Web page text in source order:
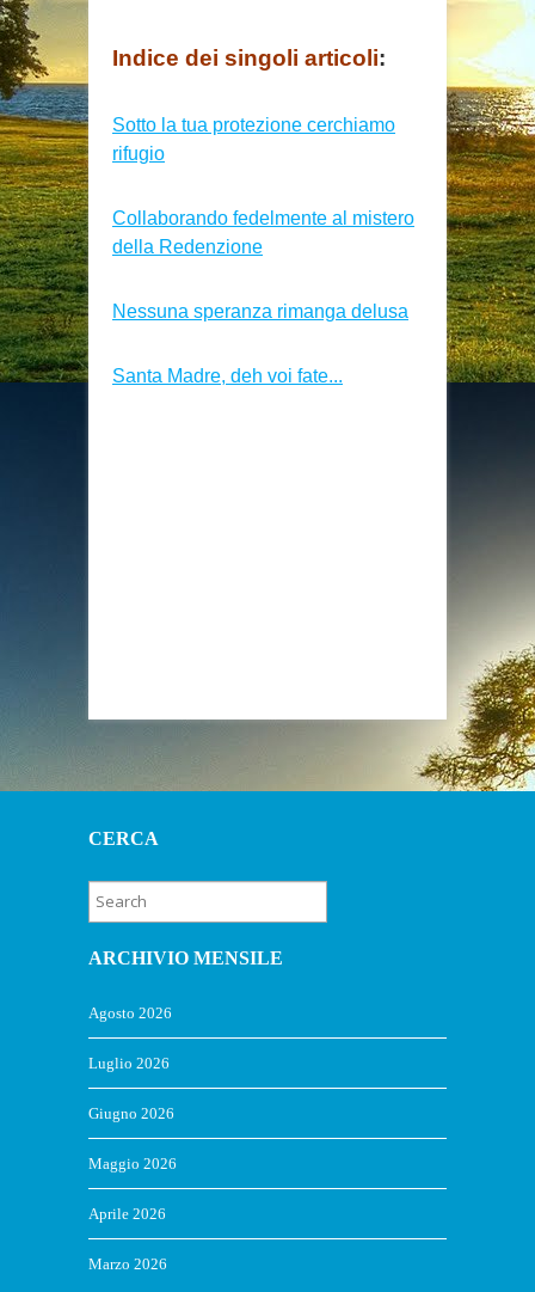
Indice dei singoli articoli:
Sotto la tua protezione cerchiamo
rifugio
Collaborando fedelmente al mistero
della Redenzione
Nessuna speranza rimanga delusa
Santa Madre, deh voi fate...
CERCA
ARCHIVIO MENSILE
Agosto 2026
Luglio 2026
Giugno 2026
Maggio 2026
Aprile 2026
Marzo 2026